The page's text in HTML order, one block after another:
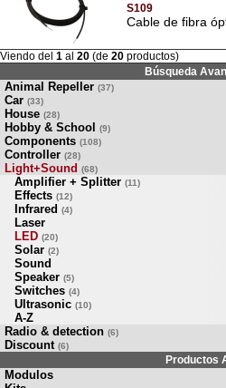
S109
Cable de fibra
Viendo del 1 al 20 (de 20 productos)
Búsqueda
Animal Repeller (37)
Car (33)
House (28)
Hobby & School (9)
Components (108)
Controller (28)
Light+Sound (68)
Amplifier + Splitter (11)
Effects (12)
Infrared (4)
Laser
LED (20)
Solar (2)
Sound
Speaker (5)
Switches (4)
Ultrasonic (10)
A-Z
Radio & detection (6)
Discount (6)
Productos
Modulos